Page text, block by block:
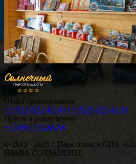
Отдел бронирования
+7 (925) 922-42-00 +7 (925) 922-42-01
Прием и размещение
+7 (499) 755-88-88
© 2013 - 2026 г. Парк отель и СПА
ПРАВА СОХРАНЕНЫ